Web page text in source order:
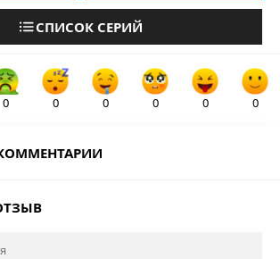
СПИСОК СЕРИЙ
0 0 0 0 0 0